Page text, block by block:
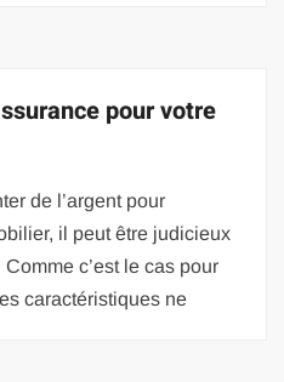
pour votre
de l’argent pour
il peut être judicieux
c’est le cas pour
caractéristiques ne